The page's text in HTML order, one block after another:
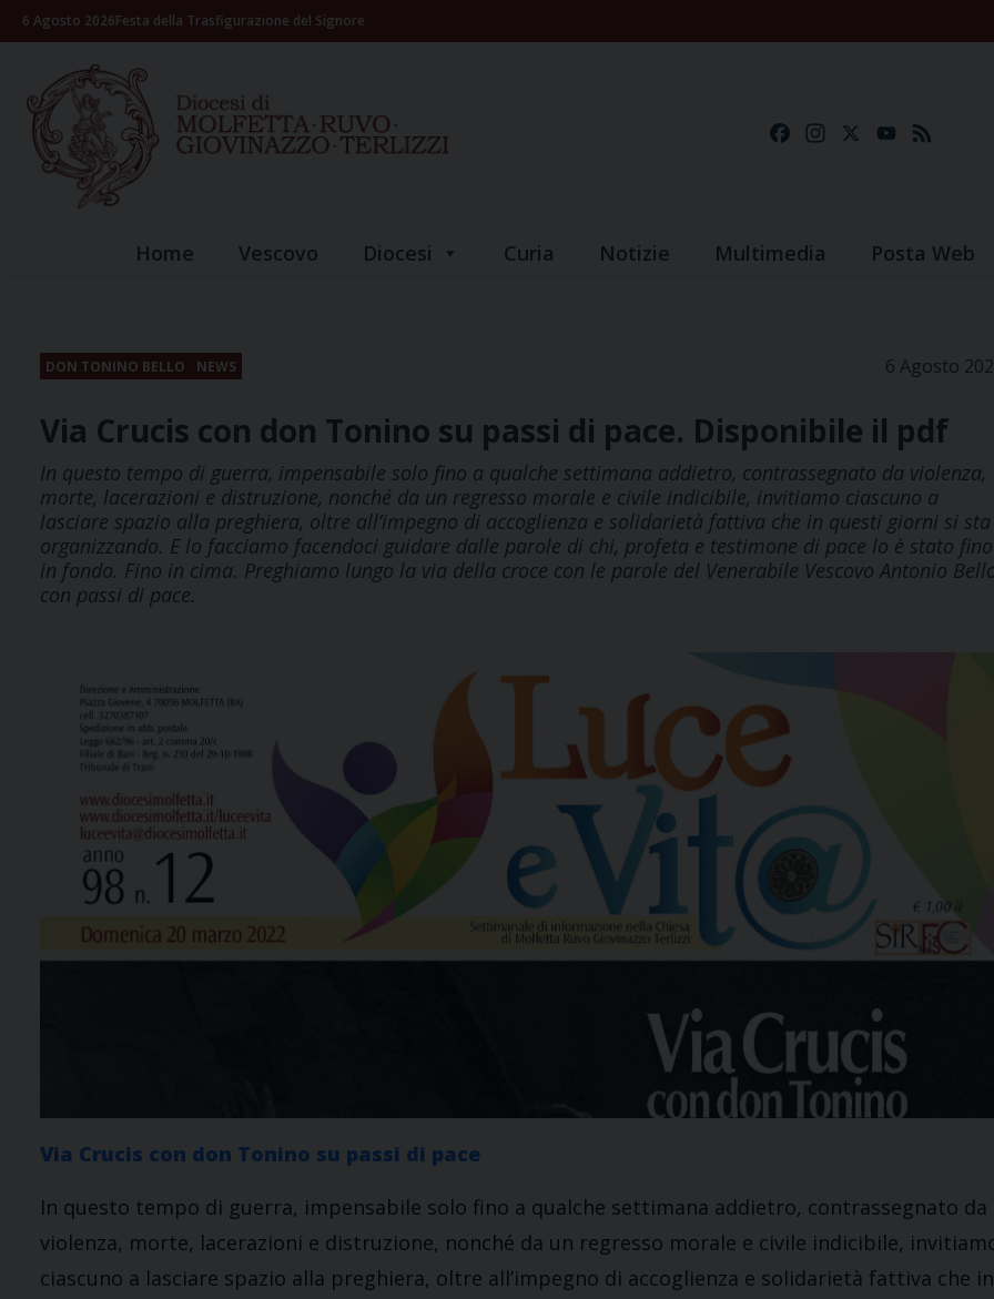
Skip6 Agosto 2026Festa della Trasfigurazione del Signore
FacebookInstagramYouTube
Home Vescovo Diocesi Curia Notizie Multimedia Posta Web
DON TONINO BELLO NEWS 6 Agosto
Via Crucis con don Tonino su passi di pace. Disponibile il pdf
In questo tempo di guerra, impensabile solo fino a qualche settimana addietro, contrassegnato da violenza,
morte, lacerazioni e distruzione, nonché da un regresso morale e civile indicibile, invitiamo ciascuno a
lasciare spazio alla preghiera, oltre all’impegno di accoglienza e solidarietà fattiva che in questi giorni si sta
organizzando. E lo facciamo facendoci guidare dalle parole di chi, profeta e testimone di pace lo è stato fino
in fondo. Fino in cima. Preghiamo lungo la via della croce con le parole del Venerabile Vescovo Antonio
con passi di pace.
Via Crucis con don Tonino su passi di pace
In questo tempo di guerra, impensabile solo fino a qualche settimana addietro, contrassegnato da
violenza, morte, lacerazioni e distruzione, nonché da un regresso morale e civile indicibile,
ciascuno a lasciare spazio alla preghiera, oltre all’impegno di accoglienza e solidarietà fattiva che in